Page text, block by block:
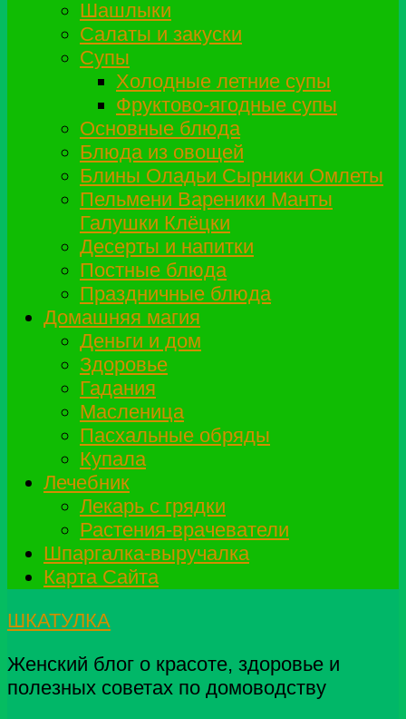
Шашлыки
Салаты и закуски
Супы
Холодные летние супы
Фруктово-ягодные супы
Основные блюда
Блюда из овощей
Блины Оладьи Сырники Омлеты
Пельмени Вареники Манты
Галушки Клёцки
Десерты и напитки
Постные блюда
Праздничные блюда
Домашняя магия
Деньги и дом
Здоровье
Гадания
Масленица
Пасхальные обряды
Купала
Лечебник
Лекарь с грядки
Растения-врачеватели
Шпаргалка-выручалка
Карта Сайта
ШКАТУЛКА
Женский блог о красоте, здоровье и
полезных советах по домоводству